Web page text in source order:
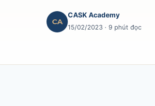
CA
CASK Academy
15/02/2023 · 9 phút đọc